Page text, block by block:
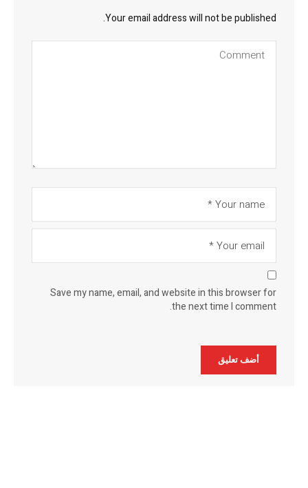
Your email address will not be published.
Save my name, email, and website in this browser for
the next time I comment.